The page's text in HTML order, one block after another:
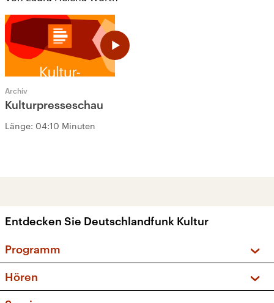
Archiv
Kulturpresseschau
Länge: 04:10 Minuten
Entdecken Sie Deutschlandfunk Kultur
Programm
Sendungen und Podcasts
Hören